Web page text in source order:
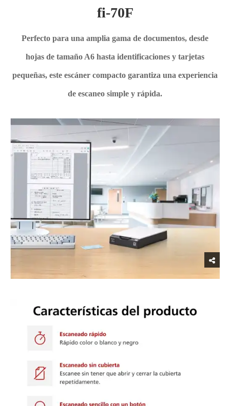
fi-70F
Perfecto para una amplia gama de documentos, desde
hojas de tamaño A6 hasta identificaciones y tarjetas
pequeñas, este escáner compacto garantiza una experiencia
de escaneo simple y rápida.